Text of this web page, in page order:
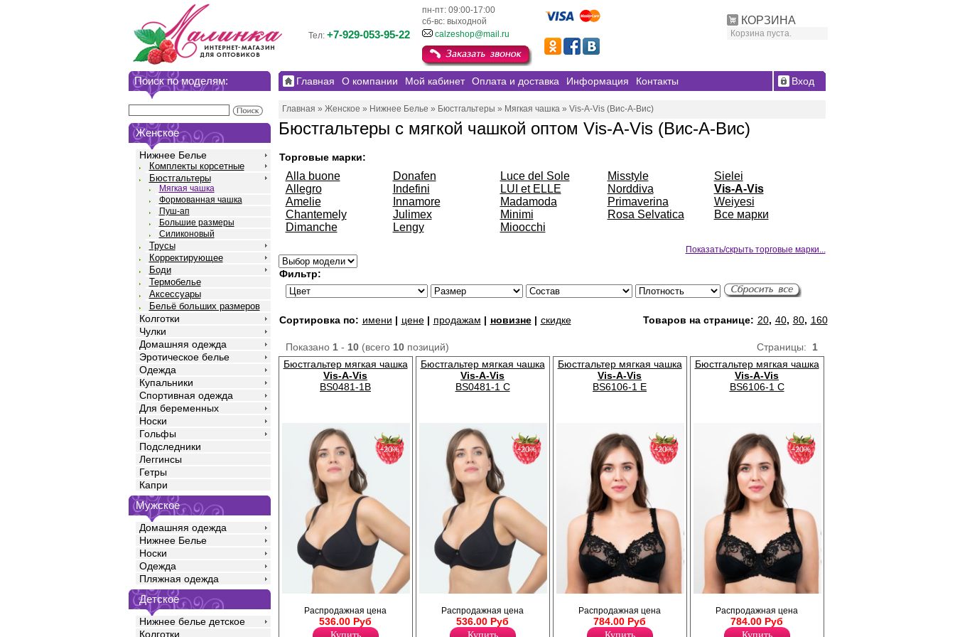
КОРЗИНА
Корзина пуста.
пн-пт: 09:00-17:00
сб-вс: выходной
Тел: +7-929-053-95-22 calzeshop@mail.ru
Поиск по моделям:
Женское
Нижнее Белье
Комплекты корсетные
Бюстгальтеры
Мягкая чашка
Формованная чашка
Пуш-ап
Большие размеры
Силиконовый
Трусы
Корректирующее
Боди
Термобелье
Аксессуары
Бельё больших размеров
Колготки
Чулки
Домашняя одежда
Эротическое белье
Одежда
Купальники
Спортивная одежда
Для беременных
Носки
Гольфы
Подследники
Леггинсы
Гетры
Капри
Мужское
Домашняя одежда
Нижнее Белье
Носки
Одежда
Пляжная одежда
Детское
Нижнее белье детское
Колготки
Главная О компании Мой кабинет Оплата и доставка Информация Контакты Вход
Главная » Женское » Нижнее Белье » Бюстгальтеры » Мягкая чашка» Vis-A-Vis (Вис-А-Вис)
Бюстгальтеры с мягкой чашкой оптом Vis-A-Vis (Вис-А-Вис)
Торговые марки:
Alla buone
Allegro
Amelie
Chantemely
Dimanche
Donafen
Indefini
Innamore
Julimex
Lengy
Luce del Sole
LUI et ELLE
Madamoda
Minimi
Mioocchi
Misstyle
Norddiva
Primaverina
Rosa Selvatica
Sielei
Vis-A-Vis
Weiyesi
Все марки
Показать/скрыть торговые марки...
Фильтр:
Сортировка по: имени | цене| продажам | новизне| скидке Товаров на странице: 20, 40, 80, 160
Страницы: 1
Показано 1- 10(всего 10позиций)
Бюстгальтер мягкая чашка
Vis-A-Vis
BS0481-1B
класссический крой, натуральный хлопок. В
центре бантик. Размер чашки указан в
артикуле товара (обозначен буквой).
−20%
Распродажная цена
536.00 Руб
Бюстгальтер мягкая чашка
Vis-A-Vis
BS0481-1 C
класссический крой, натуральный хлопок. В
центре бантик. Размер чашки указан в
артикуле товара (обозначен буквой).
−20%
Распродажная цена
536.00 Руб
Бюстгальтер мягкая чашка
Vis-A-Vis
BS6106-1 E
выполненный из гладкого полотна и тонкой
сеточки с изысканной вышивкой, бретели
широкие регулируемые. Обеспечивает
−20%
Распродажная цена
784.00 Руб
Бюстгальтер мягкая чашка
Vis-A-Vis
BS6106-1 C
выполненный из гладкого полотна и тонкой
сеточки с изысканной вышивкой, бретели
широкие регулируемые. Обеспечивает
−20%
Распродажная цена
784.00 Руб